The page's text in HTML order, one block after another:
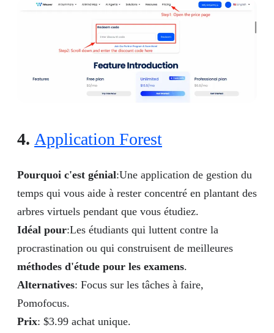
4. Application Forest
Pourquoi c'est génial:Une application de gestion du
temps qui vous aide à rester concentré en plantant des
arbres virtuels pendant que vous étudiez.
Idéal pour:Les étudiants qui luttent contre la
procrastination ou qui construisent de meilleures
méthodes d'étude pour les examens.
Alternatives: Focus sur les tâches à faire,
Pomofocus.
Prix: $3.99 achat unique.